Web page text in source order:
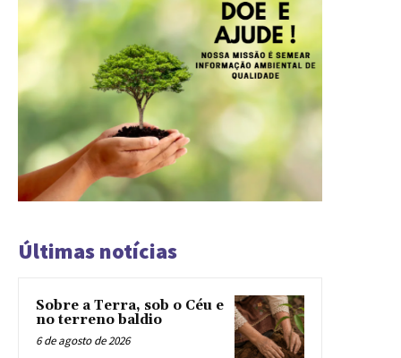
Últimas notícias
Sobre a Terra, sob o Céu e
no terreno baldio
6 de agosto de 2026